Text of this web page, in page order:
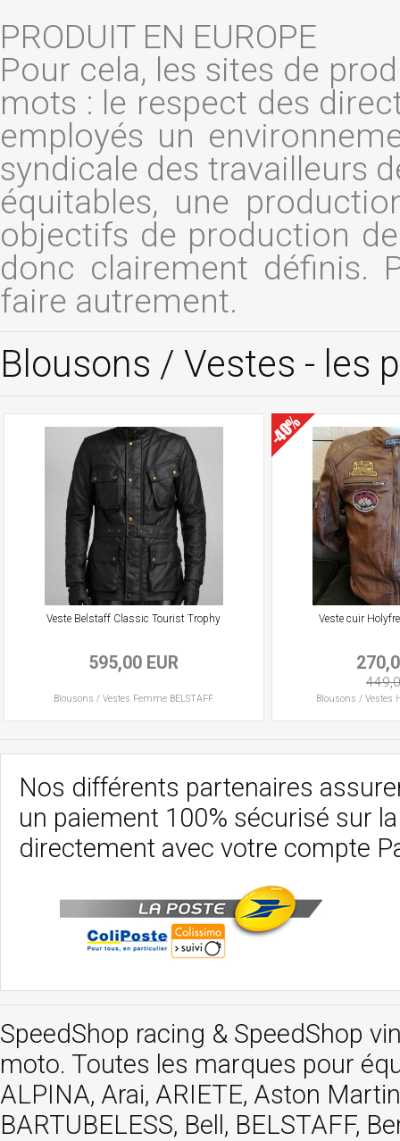
PRODUIT EN EUROPE
Pour cela, les sites de
mots : le respect des
employés un
syndicale des travailleurs
équitables, une
objectifs de production de
donc clairement définis.
faire autrement.
Blousons / Vestes - les
Veste Belstaff Classic Tourist Trophy
595,00 EUR
Blousons / Vestes Femme BELSTAFF
Veste cuir
Blousons / Vestes
Nos différents partenaires
un paiement 100% sécurisé sur
directement avec votre compte
SpeedShop racing & SpeedShop
moto. Toutes les marques pour
ALPINA, Arai, ARIETE, Aston
BARTUBELESS, Bell, BELSTAFF,